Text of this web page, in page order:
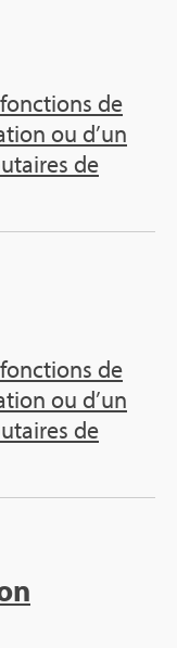
de
ou d’un
de
de
ou d’un
de